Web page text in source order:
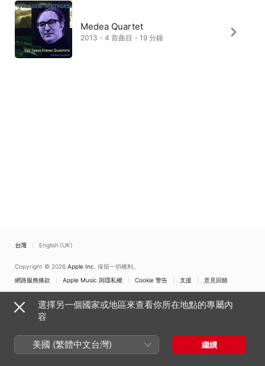
Medea Quartet
2013・4 首曲目・19 分鐘
台灣 English (UK)
Copyright © 2026 Apple Inc. 保留一切權利。
網路服務條款
Apple Music 與隱私權 Cookie 警告 支援 意見回饋
選擇另一個國家或地區來查看你所在地點的專屬內
容
美國 (繁體中文台灣) 繼續